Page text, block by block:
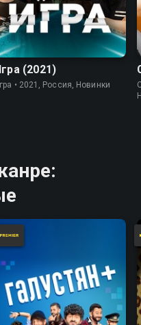
7.8
(2021)
• 2021, Россия, Новинки